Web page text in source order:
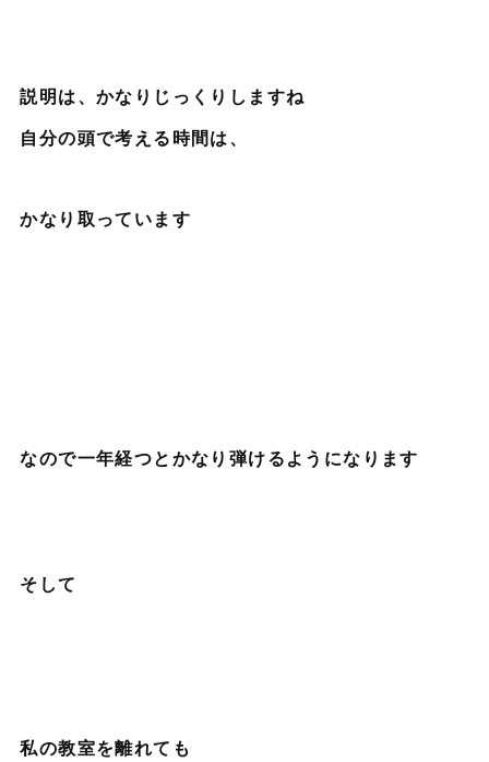
説明は、かなりじっくりしますね
自分の頭で考える時間は、
かなり取っています
なので一年経つとかなり弾けるようになります
そして
私の教室を離れても